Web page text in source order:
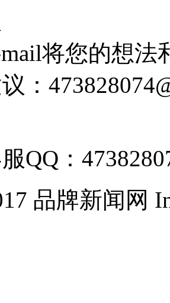
将您的想法
：
QQ：
品牌新闻网